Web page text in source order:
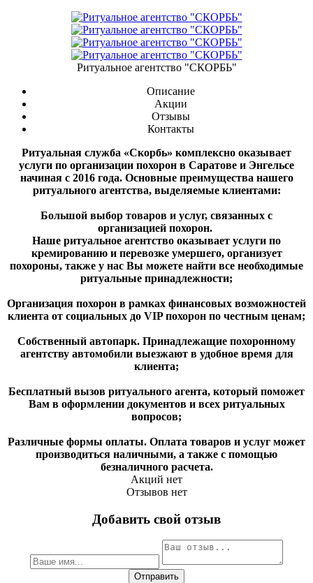
Ритуальное агентство "СКОРБЬ"
Описание
Акции
Отзывы
Контакты
Ритуальная служба «Скорбь» комплексно оказывает
услуги по организации похорон в Саратове и Энгельсе
начиная с 2016 года. Основные преимущества нашего
ритуального агентства, выделяемые клиентами:
Большой выбор товаров и услуг, связанных с
организацией похорон.
Наше ритуальное агентство оказывает услуги по
кремированию и перевозке умершего, организует
похороны, также у нас Вы можете найти все необходимые
ритуальные принадлежности;
Организация похорон в рамках финансовых возможностей
клиента от социальных до VIP похорон по честным ценам;
Собственный автопарк. Принадлежащие похоронному
агентству автомобили выезжают в удобное время для
клиента;
Бесплатный вызов ритуального агента, который поможет
Вам в оформлении документов и всех ритуальных
вопросов;
Различные формы оплаты. Оплата товаров и услуг может
производиться наличными, а также с помощью
безналичного расчета.
Акций нет
Отзывов нет
Добавить свой отзыв